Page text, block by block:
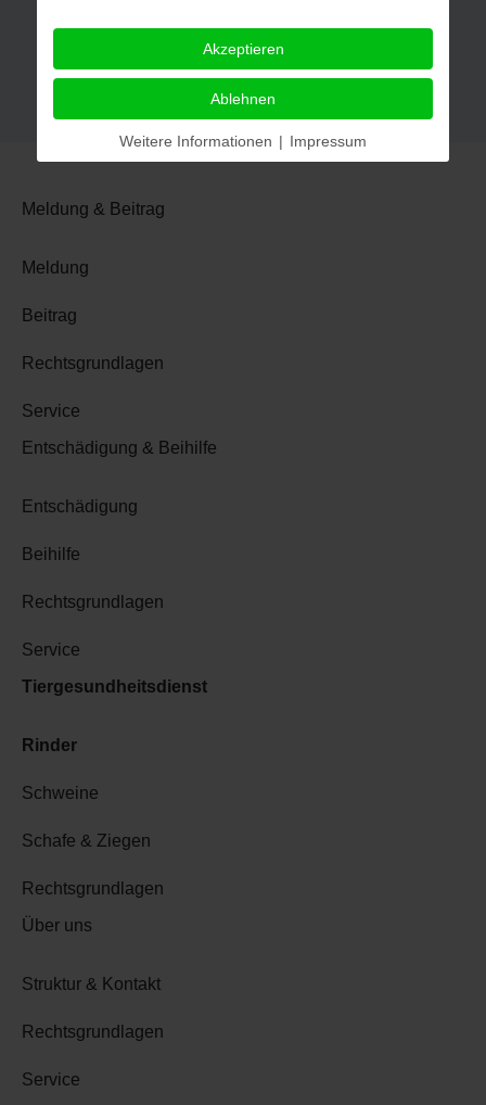
Meldung & Beitrag
Meldung
Beitrag
Rechtsgrundlagen
Service
Entschädigung & Beihilfe
Entschädigung
Beihilfe
Rechtsgrundlagen
Service
Tiergesundheitsdienst
Rinder
Schweine
Schafe & Ziegen
Rechtsgrundlagen
Über uns
Struktur & Kontakt
Rechtsgrundlagen
Service
Akzeptieren
Ablehnen
Weitere Informationen | Impressum